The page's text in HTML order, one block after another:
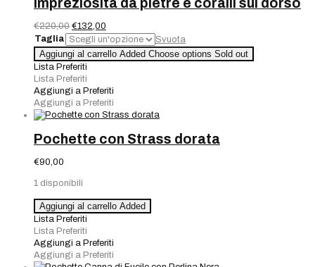
impreziosita da pietre e coralli sul dorso
€220,00 Il
prezzo
originale
era:
€220,00.
€132,00
prezzo
attuale
è:
Taglia
Svuota
Abito
poliviscosa
con
scollatura
impreziosita
da
pietre
e
coralli
sul
quantità
Aggiungi al carrello Added Choose options Sold out
Lista Preferiti
Lista Preferiti
Aggiungi a Preferiti
Aggiungi a Preferiti
Pochette con Strass dorata
€90,00
1 disponibili
Pochette
con
Strass
dorata
quantità
Aggiungi al carrello Added
Lista Preferiti
Lista Preferiti
Aggiungi a Preferiti
Aggiungi a Preferiti